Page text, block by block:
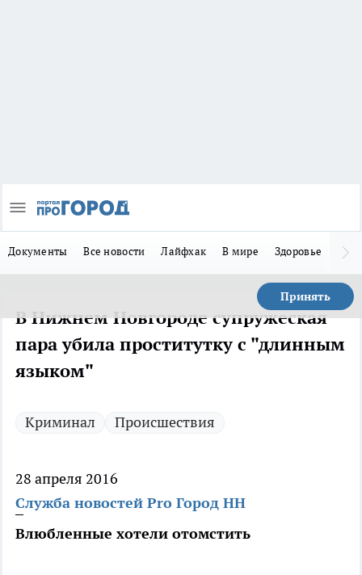
Документы Все новости Лайфхак В мире Здоровье
Принять
В Нижнем Новгороде супружеская
пара убила проститутку с "длинным
языком"
Криминал Происшествия
28 апреля 2016
Служба новостей Pro Город НН
Влюбленные хотели отомстить